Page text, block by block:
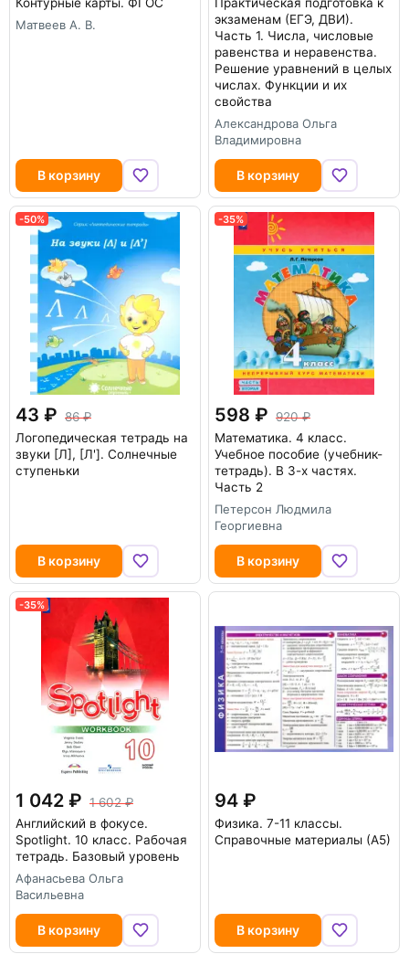
Матвеев А. В.
В корзину
экзаменам (ЕГЭ, ДВИ).
Часть 1. Числа, числовые
равенства и неравенства.
Решение уравнений в целых
числах. Функции и их
свойства
Александрова Ольга
Владимировна
В корзину
-50%
43
86
Логопедическая тетрадь на
звуки [Л], [Л']. Солнечные
ступеньки
В корзину
-35%
598
920
Математика. 4 класс.
Учебное пособие (учебник-
тетрадь). В 3-х частях.
Часть 2
Петерсон Людмила
Георгиевна
В корзину
-35%
1 042
1 602
Английский в фокусе.
Spotlight. 10 класс. Рабочая
тетрадь. Базовый уровень
Афанасьева Ольга
Васильевна
В корзину
94
Физика. 7-11 классы.
Справочные материалы (А5)
В корзину